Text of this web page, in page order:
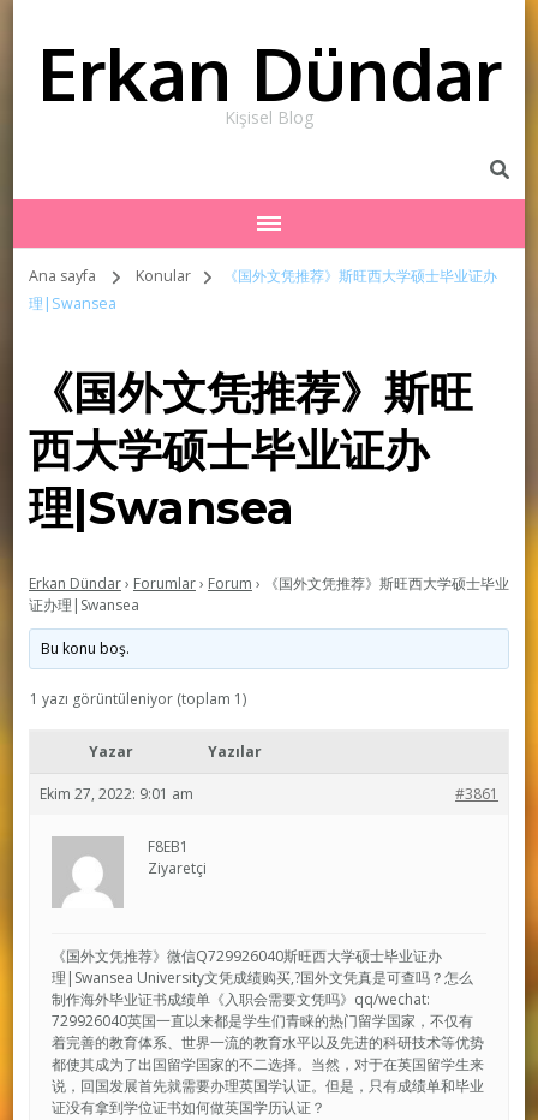
Erkan Dündar
Kişisel Blog
Ana sayfa Konular
《国外文凭推荐》斯旺西大学硕士毕业证办
理|Swansea
《国外文凭推荐》斯旺
西大学硕士毕业证办
理|Swansea
Erkan Dündar› Forumlar› Forum ›
《国外文凭推荐》斯旺西大学硕士毕业
证办理|Swansea
Bu konu boş.
1 yazı görüntüleniyor (toplam 1)
Yazar Yazılar
Ekim 27, 2022: 9:01 am #3861
F8EB1
Ziyaretçi
《国外文凭推荐》微信Q729926040斯旺西大学硕士毕业证办
理|Swansea University文凭成绩购买,?国外文凭真是可查吗？怎么
制作海外毕业证书成绩单《入职会需要文凭吗》qq/wechat:
729926040英国一直以来都是学生们青睐的热门留学国家，不仅有
着完善的教育体系、世界一流的教育水平以及先进的科研技术等优势
都使其成为了出国留学国家的不二选择。当然，对于在英国留学生来
说，回国发展首先就需要办理英国学认证。但是，只有成绩单和毕业
证没有拿到学位证书如何做英国学历认证？